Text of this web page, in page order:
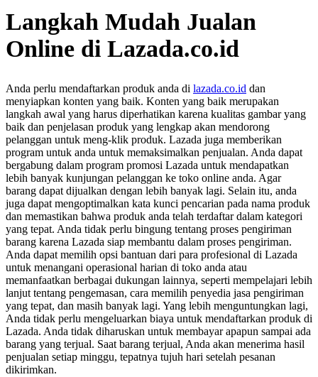
Langkah Mudah Jualan
Online di Lazada.co.id
Anda perlu mendaftarkan produk anda di lazada.co.id dan
menyiapkan konten yang baik. Konten yang baik merupakan
langkah awal yang harus diperhatikan karena kualitas gambar yang
baik dan penjelasan produk yang lengkap akan mendorong
pelanggan untuk meng-klik produk. Lazada juga memberikan
program untuk anda untuk memaksimalkan penjualan. Anda dapat
bergabung dalam program promosi Lazada untuk mendapatkan
lebih banyak kunjungan pelanggan ke toko online anda. Agar
barang dapat dijualkan dengan lebih banyak lagi. Selain itu, anda
juga dapat mengoptimalkan kata kunci pencarian pada nama produk
dan memastikan bahwa produk anda telah terdaftar dalam kategori
yang tepat. Anda tidak perlu bingung tentang proses pengiriman
barang karena Lazada siap membantu dalam proses pengiriman.
Anda dapat memilih opsi bantuan dari para profesional di Lazada
untuk menangani operasional harian di toko anda atau
memanfaatkan berbagai dukungan lainnya, seperti mempelajari lebih
lanjut tentang pengemasan, cara memilih penyedia jasa pengiriman
yang tepat, dan masih banyak lagi. Yang lebih menguntungkan lagi,
Anda tidak perlu mengeluarkan biaya untuk mendaftarkan produk di
Lazada. Anda tidak diharuskan untuk membayar apapun sampai ada
barang yang terjual. Saat barang terjual, Anda akan menerima hasil
penjualan setiap minggu, tepatnya tujuh hari setelah pesanan
dikirimkan.